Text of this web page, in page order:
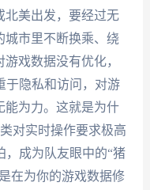
北美出发，要经过无
城市里不断换乘、绕
戏数据没有优化，
于隐私和访问，对游
能为力。这就是为什
对实时操作要求极高
，成为队友眼中的“猪
在为你的游戏数据修